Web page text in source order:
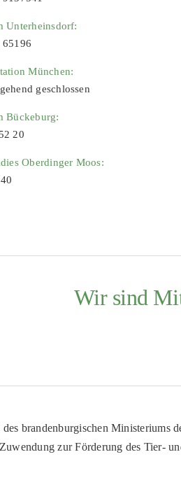
Unterheinsdorf:
München:
geschlossen
Bückeburg:
20
Oberdinger Moos:
Wir sind
brandenburgischen
Zuwendung zur Förderung des Tier-